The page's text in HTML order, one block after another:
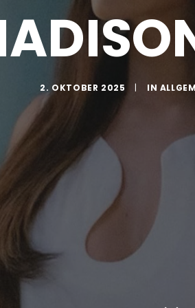
2. OKTOBER 2025 | IN